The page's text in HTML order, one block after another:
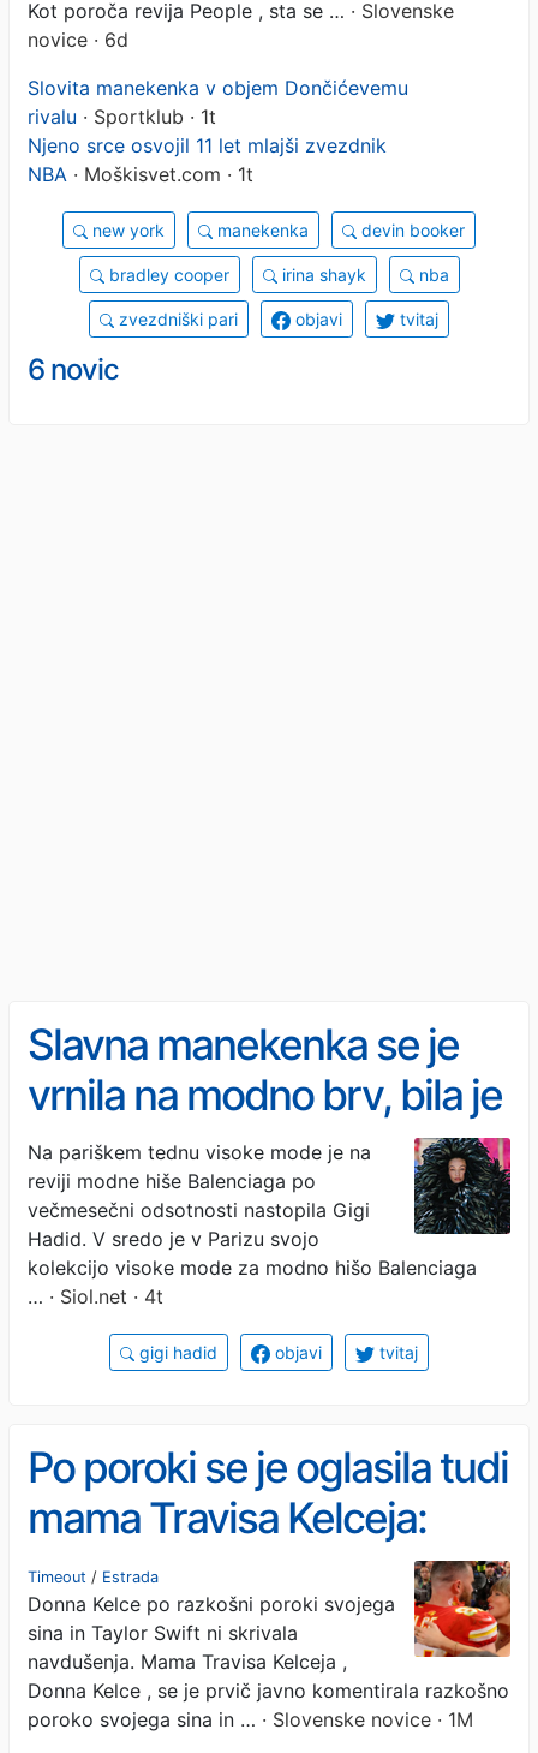
Kot poroča revija People , sta se … · Slovenske
novice · 6d
Slovita manekenka v objem Dončićevemu
rivalu · Sportklub · 1t
Njeno srce osvojil 11 let mlajši zvezdnik
NBA · Moškisvet.com · 1t
new york manekenka devin booker
bradley cooper irina shayk nba
zvezdniški pari objavi tvitaj
6 novic
Slavna manekenka se je
vrnila na modno brv, bila je
skoraj neprepoznavna
Na pariškem tednu visoke mode je na
reviji modne hiše Balenciaga po
večmesečni odsotnosti nastopila Gigi
Hadid. V sredo je v Parizu svojo
kolekcijo visoke mode za modno hišo Balenciaga
… · Siol.net · 4t
gigi hadid objavi tvitaj
Po poroki se je oglasila tudi
mama Travisa Kelceja:
podala je pomenljiv
komentar
Timeout / Estrada
Donna Kelce po razkošni poroki svojega
sina in Taylor Swift ni skrivala
navdušenja. Mama Travisa Kelceja ,
Donna Kelce , se je prvič javno komentirala razkošno
poroko svojega sina in … · Slovenske novice · 1M